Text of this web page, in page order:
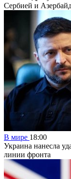
Сербией и
В мире 18:00
Украина нанесла
линии фронта